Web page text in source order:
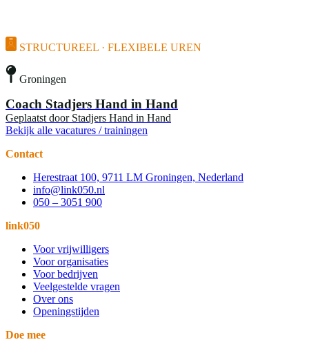
STRUCTUREEL · FLEXIBELE UREN
Groningen
Coach Stadjers Hand in Hand
Geplaatst door Stadjers Hand in Hand
Bekijk alle vacatures / trainingen
Contact
Herestraat 100, 9711 LM Groningen, Nederland
info@link050.nl
050 – 3051 900
link050
Voor vrijwilligers
Voor organisaties
Voor bedrijven
Veelgestelde vragen
Over ons
Openingstijden
Doe mee